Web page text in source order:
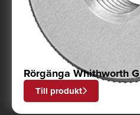
Rörgänga Whithworth G
Till produkt